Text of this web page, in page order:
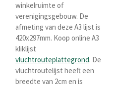
winkelruimte of
verenigingsgebouw. De
afmeting van deze A3 lijst is
420x297mm. Koop online A3
kliklijst
vluchtrouteplattegrond. De
vluchtroutelijst heeft een
breedte van 2cm en is